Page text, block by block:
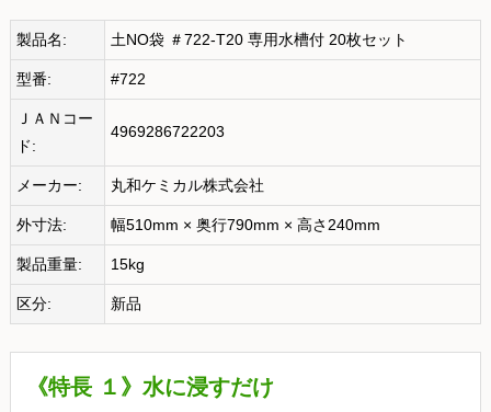
製品名: 土NO袋 ＃722-T20 専用水槽付 20枚セット
型番: #722
ＪＡＮコー
ド:
4969286722203
メーカー: 丸和ケミカル株式会社
外寸法: 幅510mm × 奥行790mm × 高さ240mm
製品重量: 15kg
区分: 新品
《特長 １》水に浸すだけ